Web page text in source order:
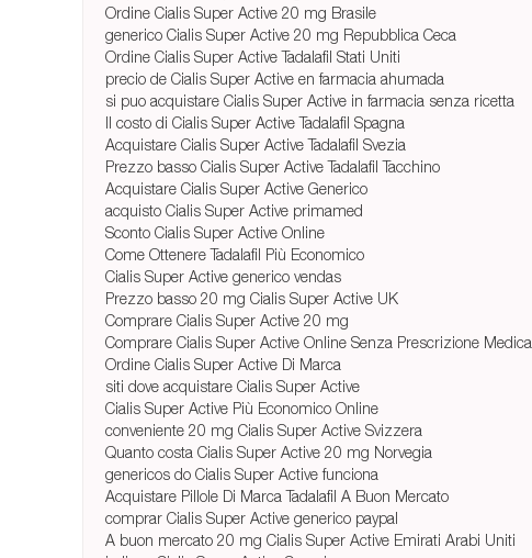
Ordine Cialis Super Active 20 mg Brasile
generico Cialis Super Active 20 mg Repubblica Ceca
Ordine Cialis Super Active Tadalafil Stati Uniti
precio de Cialis Super Active en farmacia ahumada
si puo acquistare Cialis Super Active in farmacia senza ricetta
Il costo di Cialis Super Active Tadalafil Spagna
Acquistare Cialis Super Active Tadalafil Svezia
Prezzo basso Cialis Super Active Tadalafil Tacchino
Acquistare Cialis Super Active Generico
acquisto Cialis Super Active primamed
Sconto Cialis Super Active Online
Come Ottenere Tadalafil Più Economico
Cialis Super Active generico vendas
Prezzo basso 20 mg Cialis Super Active UK
Comprare Cialis Super Active 20 mg
Comprare Cialis Super Active Online Senza Prescrizione Medica
Ordine Cialis Super Active Di Marca
siti dove acquistare Cialis Super Active
Cialis Super Active Più Economico Online
conveniente 20 mg Cialis Super Active Svizzera
Quanto costa Cialis Super Active 20 mg Norvegia
genericos do Cialis Super Active funciona
Acquistare Pillole Di Marca Tadalafil A Buon Mercato
comprar Cialis Super Active generico paypal
A buon mercato 20 mg Cialis Super Active Emirati Arabi Uniti